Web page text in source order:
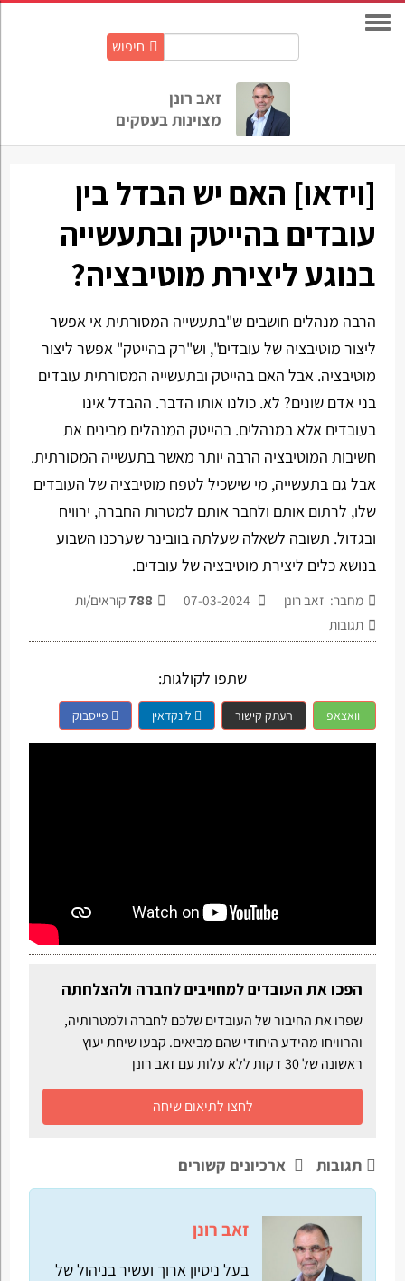
חיפוש
זאב רונן
מצוינות בעסקים
[וידאו] האם יש הבדל בין
עובדים בהייטק ובתעשייה
בנוגע ליצירת מוטיבציה?
הרבה מנהלים חושבים ש"בתעשייה המסורתית אי אפשר
ליצור מוטיבציה של עובדים", וש"רק בהייטק" אפשר ליצור
מוטיבציה. אבל האם בהייטק ובתעשייה המסורתית עובדים
בני אדם שונים? לא. כולנו אותו הדבר. ההבדל אינו
בעובדים אלא במנהלים. בהייטק המנהלים מבינים את
חשיבות המוטיבציה הרבה יותר מאשר בתעשייה המסורתית.
אבל גם בתעשייה, מי שישכיל לטפח מוטיבציה של העובדים
שלו, לרתום אותם ולחבר אותם למטרות החברה, ירוויח
ובגדול. תשובה לשאלה שעלתה בוובינר שערכנו השבוע
בנושא כלים ליצירת מוטיבציה של עובדים.
מחבר: זאב רונן 788 קוראים/ות
תגובות
שתפו לקולגות:
וואצאפ העתק קישור לינקדאין פייסבוק
הפכו את העובדים למחויבים לחברה ולהצלחתה
שפרו את החיבור של העובדים שלכם לחברה ולמטרותיה,
והרוויחו מהידע היחודי שהם מביאים. קבעו שיחת יעוץ
ראשונה של 30 דקות ללא עלות עם זאב רונן
לחצו לתיאום שיחה
תגובות ארכיונים קשורים
זאב רונן
בעל ניסיון ארוך ועשיר בניהול של